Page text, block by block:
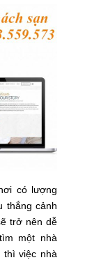
có lượng
thắng cảnh
trở nên dễ
một nhà
thì việc nhà